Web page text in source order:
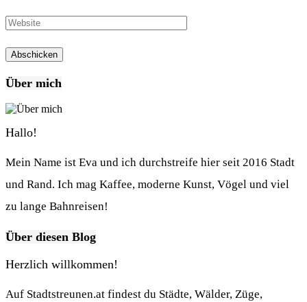
Über mich
Hallo!
Mein Name ist Eva und ich durchstreife hier seit 2016 Stadt
und Rand. Ich mag Kaffee, moderne Kunst, Vögel und viel
zu lange Bahnreisen!
Über diesen Blog
Herzlich willkommen!
Auf Stadtstreunen.at findest du Städte, Wälder, Züge,